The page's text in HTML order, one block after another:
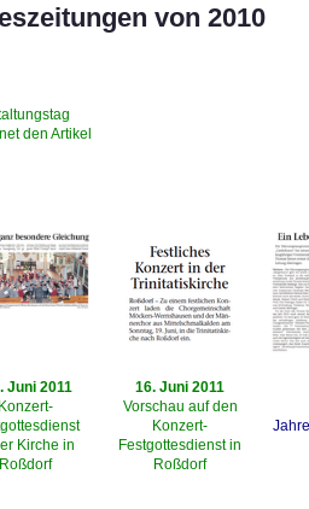
von 2010
den Artikel
Juni 2011
Konzert-
Kirche in
Roßdorf
16. Juni 2011
Vorschau auf den
Konzert-
Festgottesdienst in
Roßdorf